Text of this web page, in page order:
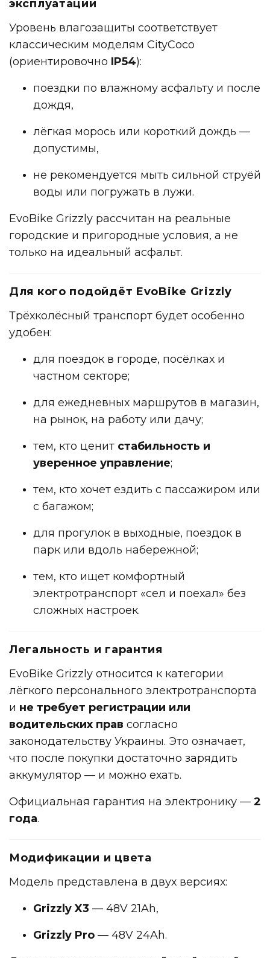
эксплуатации
Уровень влагозащиты соответствует
классическим моделям CityCoco
(ориентировочно IP54):
поездки по влажному асфальту и после
дождя,
лёгкая морось или короткий дождь —
допустимы,
не рекомендуется мыть сильной струёй
воды или погружать в лужи.
EvoBike Grizzly рассчитан на реальные
городские и пригородные условия, а не
только на идеальный асфальт.
Для кого подойдёт EvoBike Grizzly
Трёхколёсный транспорт будет особенно
удобен:
для поездок в городе, посёлках и
частном секторе;
для ежедневных маршрутов в магазин,
на рынок, на работу или дачу;
тем, кто ценит стабильность и
уверенное управление;
тем, кто хочет ездить с пассажиром или
с багажом;
для прогулок в выходные, поездок в
парк или вдоль набережной;
тем, кто ищет комфортный
электротранспорт «сел и поехал» без
сложных настроек.
Легальность и гарантия
EvoBike Grizzly относится к категории
лёгкого персонального электротранспорта
и не требует регистрации или
водительских прав согласно
законодательству Украины. Это означает,
что после покупки достаточно зарядить
аккумулятор — и можно ехать.
Официальная гарантия на электронику — 2
года.
Модификации и цвета
Модель представлена в двух версиях:
Grizzly X3 — 48V 21Ah,
Grizzly Pro — 48V 24Ah.